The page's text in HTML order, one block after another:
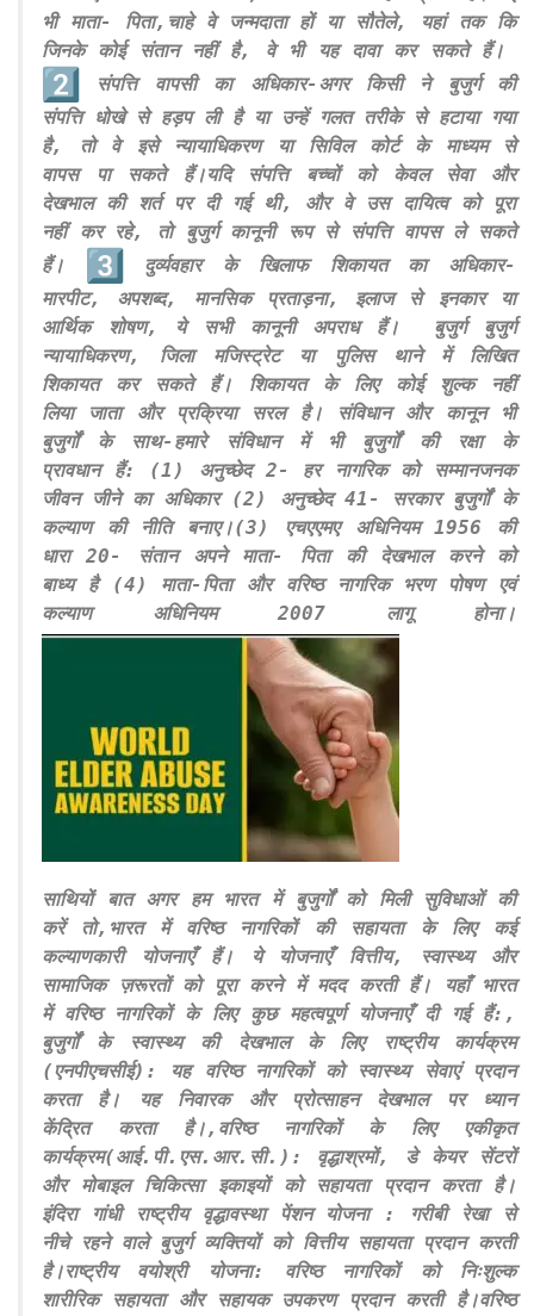
भी माता- पिता,चाहे वे जन्मदाता हों या सौतेले, यहां तक कि
जिनके कोई संतान नहीं है, वे भी यह दावा कर सकते हैं।
संपत्ति वापसी का अधिकार-अगर किसी ने बुजुर्ग की
संपत्ति धोखे से हड़प ली है या उन्हें गलत तरीके से हटाया गया
है, तो वे इसे न्यायाधिकरण या सिविल कोर्ट के माध्यम से
वापस पा सकते हैं।यदि संपत्ति बच्चों को केवल सेवा और
देखभाल की शर्त पर दी गई थी, और वे उस दायित्व को पूरा
नहीं कर रहे, तो बुजुर्ग कानूनी रूप से संपत्ति वापस ले सकते
हैं।
दुर्व्यवहार के खिलाफ शिकायत का अधिकार-
मारपीट, अपशब्द, मानसिक प्रताड़ना, इलाज से इनकार या
आर्थिक शोषण, ये सभी कानूनी अपराध हैं। बुजुर्ग बुजुर्ग
न्यायाधिकरण, जिला मजिस्ट्रेट या पुलिस थाने में लिखित
शिकायत कर सकते हैं। शिकायत के लिए कोई शुल्क नहीं
लिया जाता और प्रक्रिया सरल है। संविधान और कानून भी
बुजुर्गों के साथ-हमारे संविधान में भी बुजुर्गों की रक्षा के
प्रावधान हैं: (1) अनुच्छेद 2- हर नागरिक को सम्मानजनक
जीवन जीने का अधिकार (2) अनुच्छेद 41- सरकार बुजुर्गों के
कल्याण की नीति बनाए।(3) एचएएमए अधिनियम 1956 की
धारा 20- संतान अपने माता- पिता की देखभाल करने को
बाध्य है (4) माता-पिता और वरिष्ठ नागरिक भरण पोषण एवं
कल्याण अधिनियम 2007 लागू होना।
साथियों बात अगर हम भारत में बुजुर्गों को मिली सुविधाओं की
करें तो,भारत में वरिष्ठ नागरिकों की सहायता के लिए कई
कल्याणकारी योजनाएँ हैं। ये योजनाएँ वित्तीय, स्वास्थ्य और
सामाजिक ज़रूरतों को पूरा करने में मदद करती हैं। यहाँ भारत
में वरिष्ठ नागरिकों के लिए कुछ महत्वपूर्ण योजनाएँ दी गई हैं:,
बुजुर्गों के स्वास्थ्य की देखभाल के लिए राष्ट्रीय कार्यक्रम
(एनपीएचसीई): यह वरिष्ठ नागरिकों को स्वास्थ्य सेवाएं प्रदान
करता है। यह निवारक और प्रोत्साहन देखभाल पर ध्यान
केंद्रित करता है।,वरिष्ठ नागरिकों के लिए एकीकृत
कार्यक्रम(आई.पी.एस.आर.सी.): वृद्धाश्रमों, डे केयर सेंटरों
और मोबाइल चिकित्सा इकाइयों को सहायता प्रदान करता है।
इंदिरा गांधी राष्ट्रीय वृद्धावस्था पेंशन योजना : गरीबी रेखा से
नीचे रहने वाले बुजुर्ग व्यक्तियों को वित्तीय सहायता प्रदान करती
है।राष्ट्रीय वयोश्री योजना: वरिष्ठ नागरिकों को निःशुल्क
शारीरिक सहायता और सहायक उपकरण प्रदान करती है।वरिष्ठ